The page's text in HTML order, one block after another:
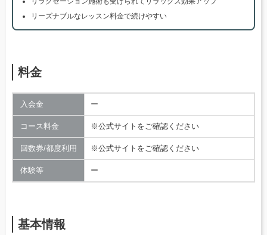
リーズナブルなレッスン料金で続けやすい
料金
入会金 ー
コース料金 ※公式サイトをご確認ください
回数券/都度利用 ※公式サイトをご確認ください
体験等 ー
基本情報